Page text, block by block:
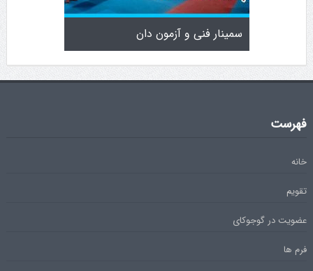
تولد سمینار فنی و آزمون دان
فهرست
خانه
تقویم
عضویت در گوجوکای
فرم ها